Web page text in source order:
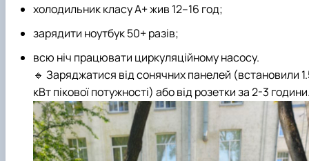
холодильник класу А+ жив 12–16 год;
зарядити ноутбук 50+ разів;
всю ніч працювати циркуляційному насосу.
🔹 Заряджатися від сонячних панелей (встановили
кВт пікової потужності) або від розетки за 2-3